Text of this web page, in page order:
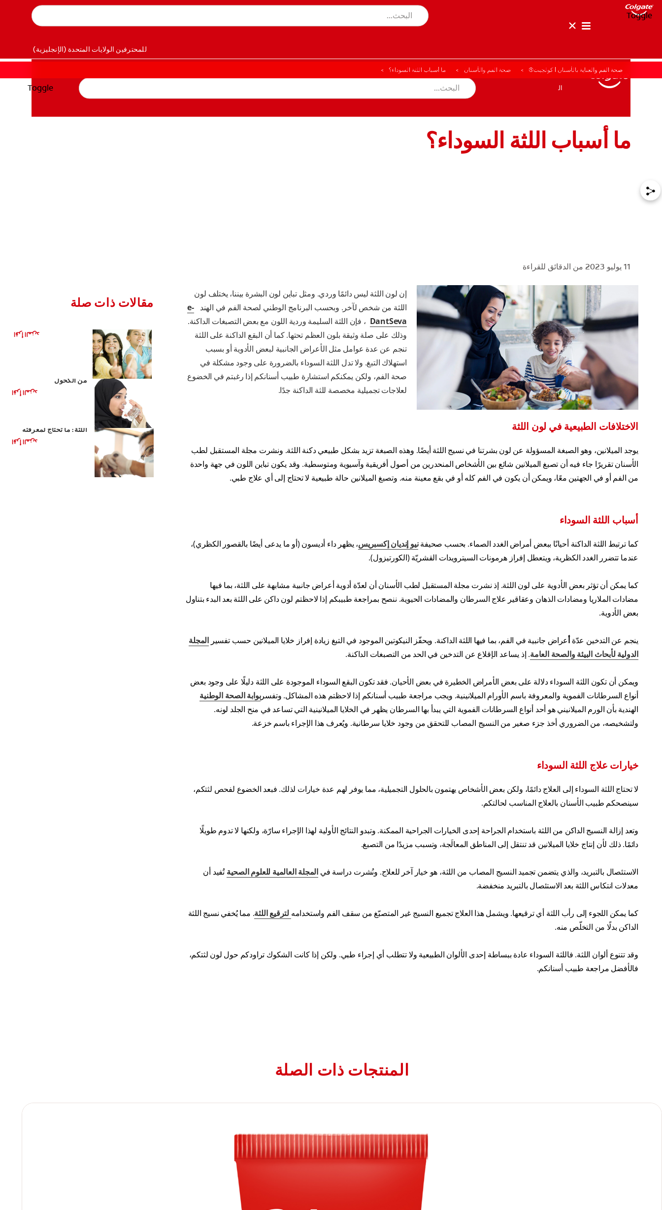
Toggle
المنتجات صحة الفم والأسنان المهمة
للمحترفين الولايات المتحدة (الإنجليزية)
للمحترفين الولايات المتحدة (الإنجليزية)
المنتجات المهمة Toggle
صحة الفم والعناية بالأسنان | كولجيت® صحة الفم والأسنان ما أسباب اللثة السوداء؟
ما أسباب اللثة السوداء؟
11 يوليو 2023 من الدقائق للقراءة
إن لون اللثة ليس دائمًا وردي. ومثل تباين لون البشرة بيننا، يختلف لون
اللثة من شخص لآخر. وبحسب البرنامج الوطني لصحة الفم في الهند e-
DantSeva ، فإن اللثة السليمة وردية اللون مع بعض التصبغات الداكنة.
وذلك على صلة وثيقة بلون العظم تحتها. كما أن البقع الداكنة على اللثة
تنجم عن عدة عوامل مثل الأعراض الجانبية لبعض الأدوية أو بسبب
استهلاك التبغ. ولا تدل اللثة السوداء بالضرورة على وجود مشكلة في
صحة الفم، ولكن يمكنكم استشارة طبيب أسنانكم إذا رغبتم في الخضوع
لعلاجات تجميلية مخصصة للثة الداكنة جدًا.
الاختلافات الطبيعية في لون اللثة
يوجد الميلانين، وهو الصبغة المسؤولة عن لون بشرتنا في نسيج اللثة أيضًا. وهذه الصبغة تزيد بشكل طبيعي دكنة اللثة. ونشرت مجلة المستقبل لطب
الأسنان تقريرًا جاء فيه أن تصبغ الميلانين شائع بين الأشخاص المنحدرين من أصول أفريقية وآسيوية ومتوسطية. وقد يكون تباين اللون في جهة واحدة
من الفم أو في الجهتين معًا، ويمكن أن يكون في الفم كله أو في بقع معينة منه. وتصبغ الميلانين حالة طبيعية لا تحتاج إلى أي علاج طبي.
أسباب اللثة السوداء
كما ترتبط اللثة الداكنة أحيانًا ببعض أمراض الغدد الصماء. بحسب صحيفةنيو إنديان إكسبريس، يظهر داء أديسون (أو ما يدعى أيضًا بالقصور الكظري)،
عندما تتضرر الغدد الكظرية، ويتعطل إفراز هرمونات السيترويدات القشريّة (الكورتيزول).
كما يمكن أن تؤثر بعض الأدوية على لون اللثة. إذ نشرت مجلة المستقبل لطب الأسنان أن لعدّة أدوية أعراض جانبية مشابهة على اللثة، بما فيها
مضادات الملاريا ومضادات الذهان وعقاقير علاج السرطان والمضادات الحيوية. ننصح بمراجعة طبيبكم إذا لاحظتم لون داكن على اللثة بعد البدء بتناول
بعض الأدوية.
ينجم عن التدخين عدّةأعراض جانبية في الفم، بما فيها اللثة الداكنة. ويحفّز النيكوتين الموجود في التبغ زيادة إفراز خلايا الميلانين حسب تفسيرالمجلة
الدولية لأبحاث البيئة والصحة العامة. إذ يساعد الإقلاع عن التدخين في الحد من التصبغات الداكنة.
ويمكن أن تكون اللثة السوداء دلالة على بعض الأمراض الخطيرة في بعض الأحيان. فقد تكون البقع السوداء الموجودة على اللثة دليلًا على وجود بعض
أنواع السرطانات الفموية والمعروفة باسم الأورام الميلانينية. ويجب مراجعة طبيب أسنانكم إذا لاحظتم هذه المشاكل. وتفسربوابة الصحة الوطنية
الهندية بأن الورم الميلانيني هو أحد أنواع السرطانات الفموية التي يبدأ بها السرطان يظهر في الخلايا الميلانينية التي تساعد في منح الجلد لونه.
ولتشخيصه، من الضروري أخذ جزء صغير من النسيج المصاب للتحقق من وجود خلايا سرطانية. ويُعرف هذا الإجراء باسم خزعة.
خيارات علاج اللثة السوداء
لا تحتاج اللثة السوداء إلى العلاج دائمًا، ولكن بعض الأشخاص يهتمون بالحلول التجميلية، مما يوفر لهم عدة خيارات لذلك. فبعد الخضوع لفحص لثتكم،
سينصحكم طبيب الأسنان بالعلاج المناسب لحالتكم.
وتعد إزالة النسيج الداكن من اللثة باستخدام الجراحة إحدى الخيارات الجراحية الممكنة. وتبدو النتائج الأولية لهذا الإجراء سارّة، ولكنها لا تدوم طويلًا
دائمًا. ذلك لأن إنتاج خلايا الميلانين قد تنتقل إلى المناطق المعالَجة، وتسبب مزيدًا من التصبغ.
الاستئصال بالتبريد، والذي يتضمن تجميد النسيج المصاب من اللثة، هو خيار آخر للعلاج. ونُشرت دراسة في المجلة العالمية للعلوم الصحيةتُفيد أن
معدلات انتكاس اللثة بعد الاستئصال بالتبريد منخفضة.
كما يمكن اللجوء إلى رأب اللثة أي ترقيعها. ويشمل هذا العلاج تجميع النسيج غير المتصبّغ من سقف الفم واستخدامه لترقيع اللثة. مما يُخفي نسيج اللثة
الداكن بدلًا من التخلّص منه.
وقد تتنوع ألوان اللثة. فاللثة السوداء عادة ببساطة إحدى الألوان الطبيعية ولا تتطلب أي إجراء طبي. ولكن إذا كانت الشكوك تراودكم حول لون لثتكم،
فالأفضل مراجعة طبيب أسنانكم.
مقالات ذات صلة
اقرأ المزيد
من الكحول
اقرأ المزيد
اللثة: ما تحتاج لمعرفته
اقرأ المزيد
المنتجات ذات الصلة